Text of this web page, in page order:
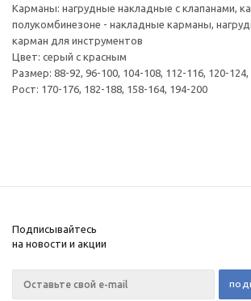
Карманы: нагрудные накладные с клапанами,
полукомбинезоне - накладные карманы,
карман для инструментов
Цвет: серый с красным
Размер: 88-92, 96-100, 104-108, 112-116, 120-124,
Рост: 170-176, 182-188, 158-164, 194-200
Подписывайтесь
на новости и акции